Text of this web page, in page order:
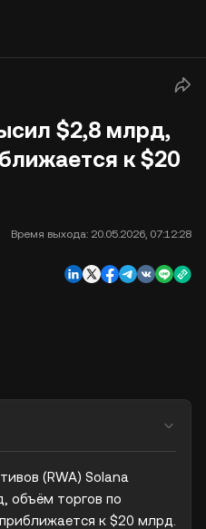
$2,8 млрд,
к $20
Время выхода: 20.05.2026, 07:12:28
(RWA) Solana
объём торгов по
к $20 млрд.